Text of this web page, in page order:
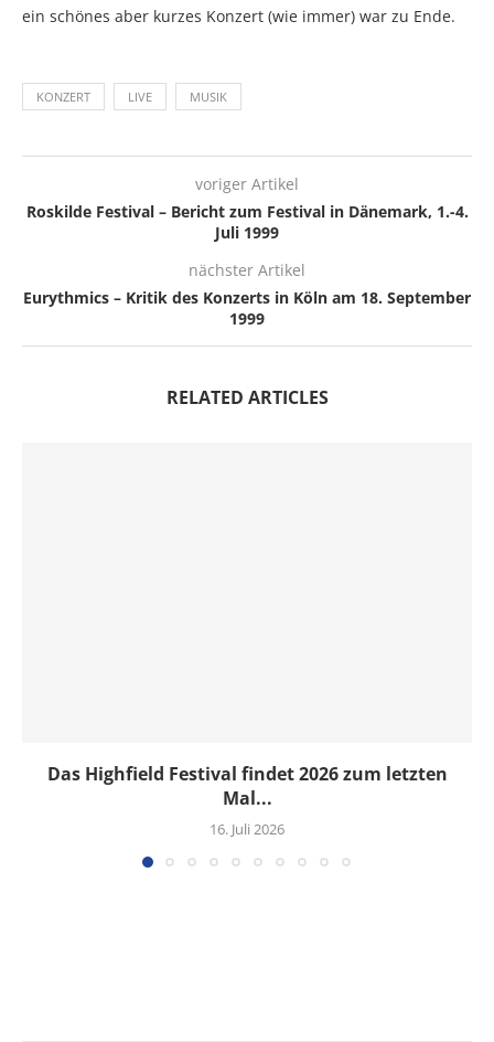
ein schönes aber kurzes Konzert (wie immer) war zu Ende.
KONZERT LIVE MUSIK
voriger Artikel
Roskilde Festival – Bericht zum Festival in Dänemark, 1.-4.
Juli 1999
nächster Artikel
Eurythmics – Kritik des Konzerts in Köln am 18. September
1999
RELATED ARTICLES
Das Highfield Festival findet 2026 zum letzten
Mal...
16. Juli 2026